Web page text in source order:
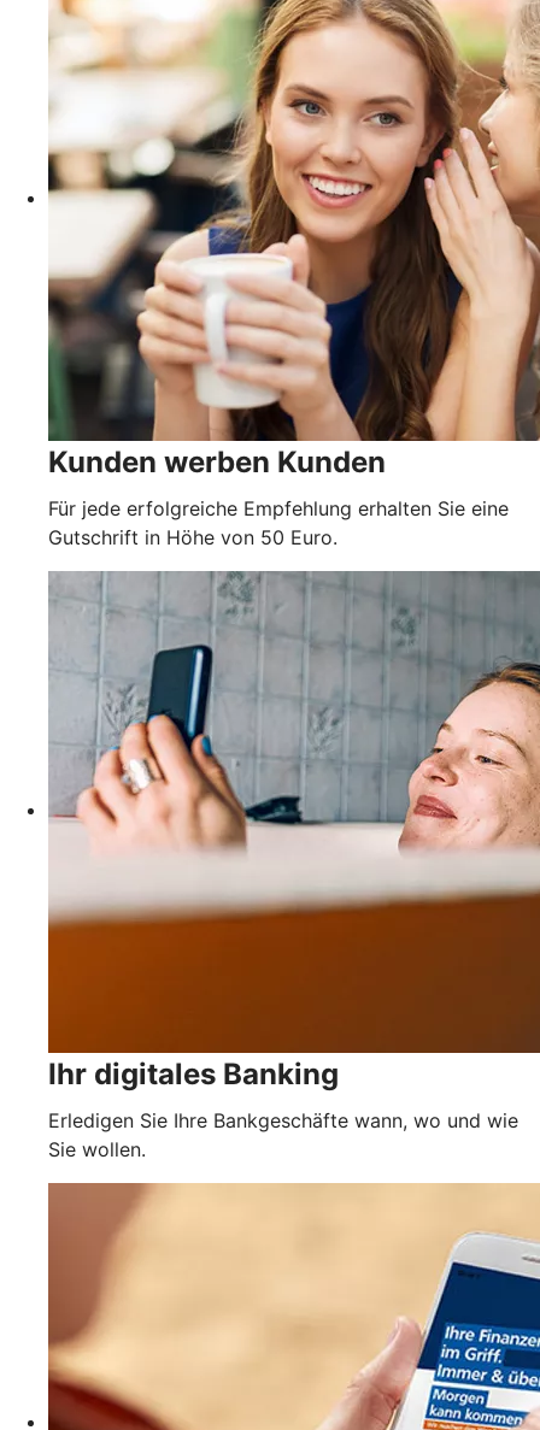
Kunden werben Kunden
Für jede erfolgreiche Empfehlung erhalten Sie eine
Gutschrift in Höhe von 50 Euro.
Ihr digitales Banking
Erledigen Sie Ihre Bankgeschäfte wann, wo und wie
Sie wollen.